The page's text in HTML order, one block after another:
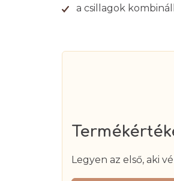
a csillagok
Legyen az első, aki